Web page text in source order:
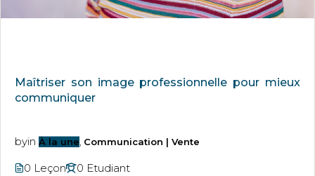
Maîtriser son image professionnelle pour mieux
communiquer
byin À la une, Communication | Vente
0 Leçon 0 Etudiant